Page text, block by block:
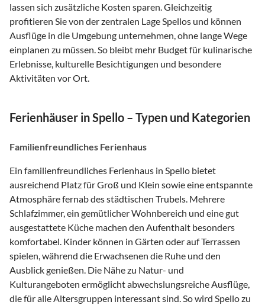
lassen sich zusätzliche Kosten sparen. Gleichzeitig
profitieren Sie von der zentralen Lage Spellos und können
Ausflüge in die Umgebung unternehmen, ohne lange Wege
einplanen zu müssen. So bleibt mehr Budget für kulinarische
Erlebnisse, kulturelle Besichtigungen und besondere
Aktivitäten vor Ort.
Ferienhäuser in Spello – Typen und Kategorien
Familienfreundliches Ferienhaus
Ein familienfreundliches Ferienhaus in Spello bietet
ausreichend Platz für Groß und Klein sowie eine entspannte
Atmosphäre fernab des städtischen Trubels. Mehrere
Schlafzimmer, ein gemütlicher Wohnbereich und eine gut
ausgestattete Küche machen den Aufenthalt besonders
komfortabel. Kinder können in Gärten oder auf Terrassen
spielen, während die Erwachsenen die Ruhe und den
Ausblick genießen. Die Nähe zu Natur- und
Kulturangeboten ermöglicht abwechslungsreiche Ausflüge,
die für alle Altersgruppen interessant sind. So wird Spello zu